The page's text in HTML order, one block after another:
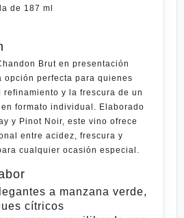
de 187 ml
Brut en presentación
opción perfecta para quienes
y la frescura de un
formato individual. Elaborado
y Pinot Noir , este vino ofrece
entre acidez, frescura y
cualquier ocasión especial.
a manzana verde,
cítricos